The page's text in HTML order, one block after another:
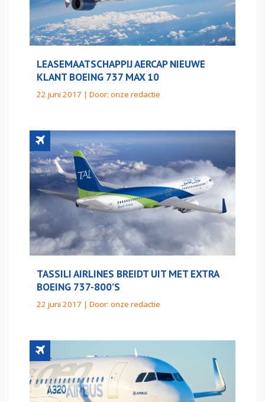
LEASEMAATSCHAPPIJ AERCAP NIEUWE
KLANT BOEING 737 MAX 10
22 juni 2017 | Door: onze redactie
TASSILI AIRLINES BREIDT UIT MET EXTRA
BOEING 737-800’S
22 juni 2017 | Door: onze redactie